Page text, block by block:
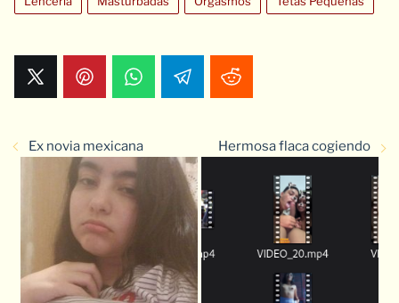
Ex novia mexicana Hermosa flaca cogiendo